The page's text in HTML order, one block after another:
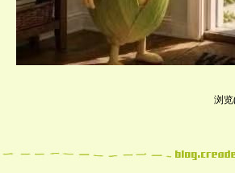
浏览